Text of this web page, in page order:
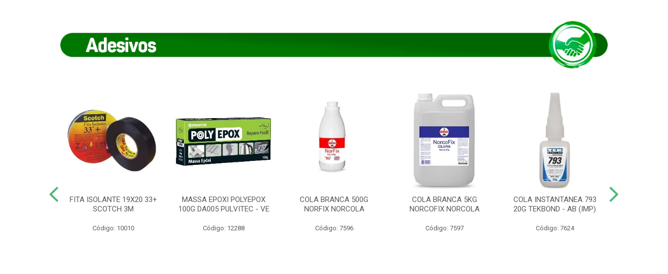
FITA ISOLANTE 19X20 33+
SCOTCH 3M
Código: 10010
MASSA EPOXI POLYEPOX
100G DA005 PULVITEC - VE
Código: 12288
COLA BRANCA 500G
NORFIX NORCOLA
Código: 7596
COLA BRANCA 5KG
NORCOFIX NORCOLA
Código: 7597
COLA INSTANTANEA 793
20G TEKBOND - AB (IMP)
Código: 7624